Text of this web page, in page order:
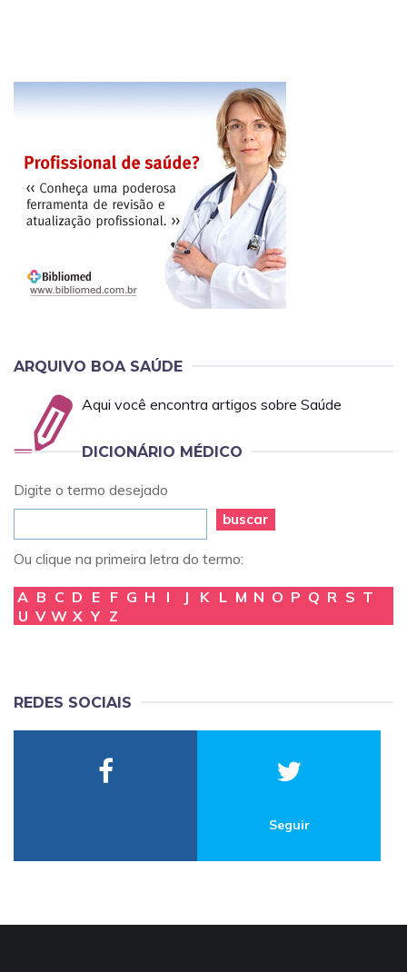
ARQUIVO BOA SAÚDE
Aqui você encontra artigos sobre Saúde
DICIONÁRIO MÉDICO
Digite o termo desejado
buscar
Ou clique na primeira letra do termo:
A B C D E F G H I J K L M N O P Q R S T
U V W X Y Z
REDES SOCIAIS
Seguir